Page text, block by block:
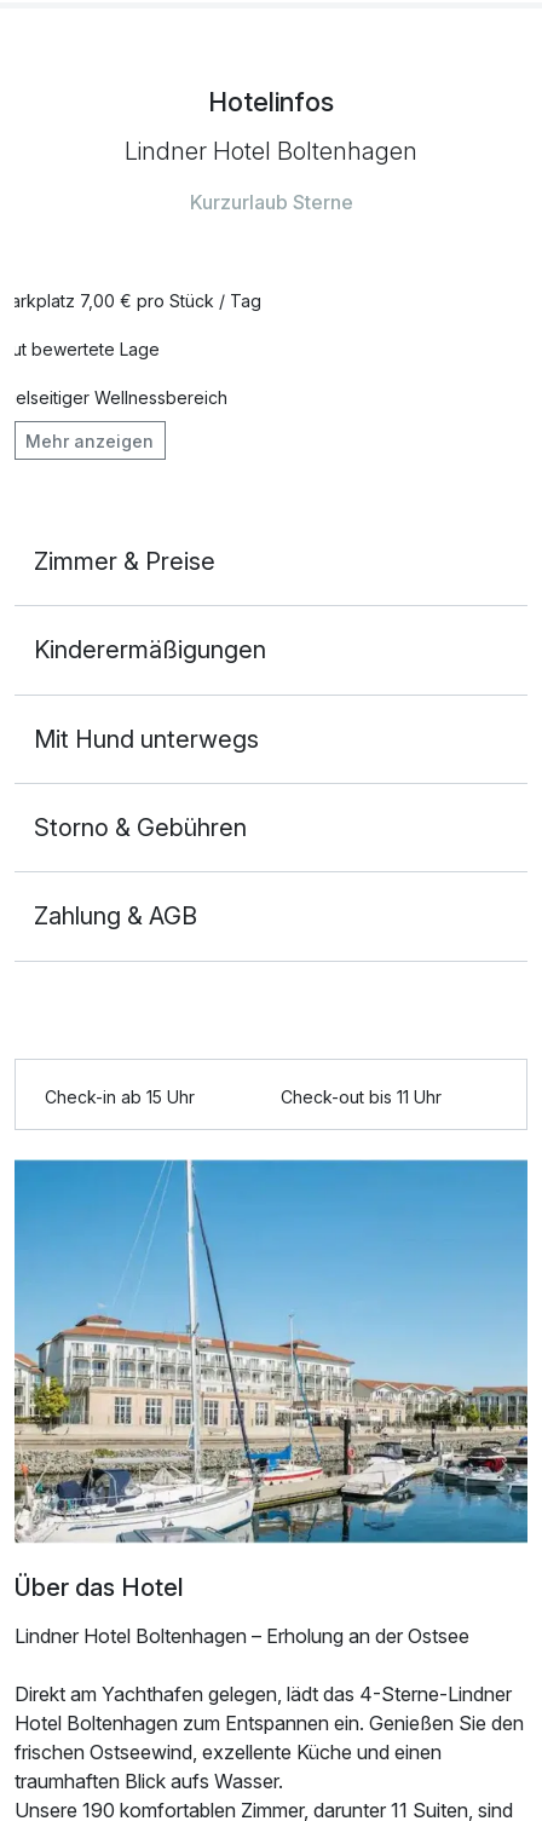
Hotelinfos
Lindner Hotel Boltenhagen
Kurzurlaub Sterne
Parkplatz 7,00 € pro Stück / Tag
Gut bewertete Lage
Vielseitiger Wellnessbereich
Hunde im Hotel erlaubt für 25,00 € pro Stück / Tag
Kostenloses W-LAN
Mit Hotelbar
Mehr anzeigen
Zimmer & Preise
2 Erwachsene
Zusatznächte
Doppelzimmer zur Einzelnutzung
1 Erwachsenen
Kinderermäßigungen
Mit Hund unterwegs
Storno & Gebühren
Zahlung & AGB
Check-in ab 15 Uhr Check-out bis 11 Uhr
Über das Hotel
Lindner Hotel Boltenhagen – Erholung an der Ostsee
Direkt am Yachthafen gelegen, lädt das 4-Sterne-Lindner
Hotel Boltenhagen zum Entspannen ein. Genießen Sie den
frischen Ostseewind, exzellente Küche und einen
traumhaften Blick aufs Wasser.
Unsere 190 komfortablen Zimmer, darunter 11 Suiten, sind